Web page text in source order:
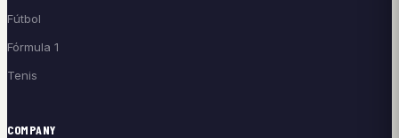
Fútbol
Fórmula 1
Tenis
COMPANY